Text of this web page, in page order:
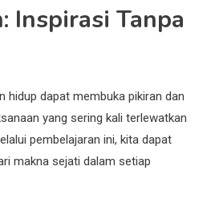
Inspirasi Tanpa
hidup dapat membuka pikiran dan
yang sering kali terlewatkan
pembelajaran ini, kita dapat
makna sejati dalam setiap